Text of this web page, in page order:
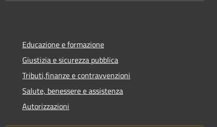
Educazione e formazione
Giustizia e sicurezza pubblica
Tributi,finanze e contravvenzioni
Salute, benessere e assistenza
Autorizzazioni